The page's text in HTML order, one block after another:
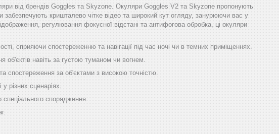
від брендів Goggles та Skyzone. Окуляри Goggles V2 та Skyzone пропонують
кришталево чітке відео та широкий кут огляду, занурюючи вас у
регулювання фокусної відстані та антифогова обробка, ці окуляри
сприяючи спостереженню та навігації під час ночі чи в темних приміщеннях.
об'єктів навіть за густою туманом чи вогнем.
спостереження за об'єктами з високою точністю.
різних сценаріях.
спеціального спорядження.